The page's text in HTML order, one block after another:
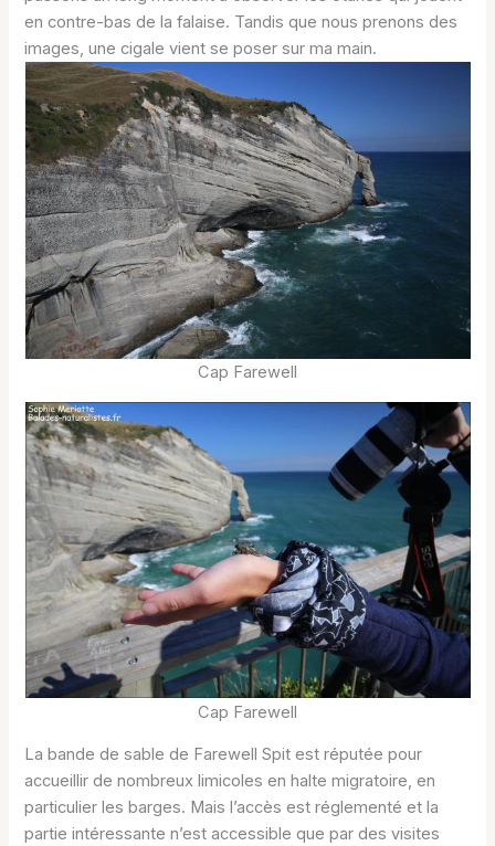
en contre-bas de la falaise. Tandis que nous prenons des
images, une cigale vient se poser sur ma main.
Cap Farewell
Cap Farewell
La bande de sable de Farewell Spit est réputée pour
accueillir de nombreux limicoles en halte migratoire, en
particulier les barges. Mais l’accès est réglementé et la
partie intéressante n’est accessible que par des visites